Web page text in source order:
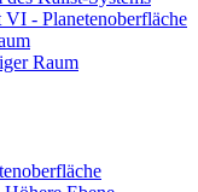
VI - Planetenoberfläche
Raum